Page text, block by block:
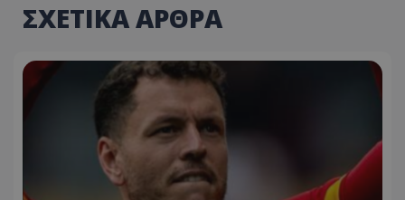
ΣΧΕΤΙΚΑ ΑΡΘΡΑ